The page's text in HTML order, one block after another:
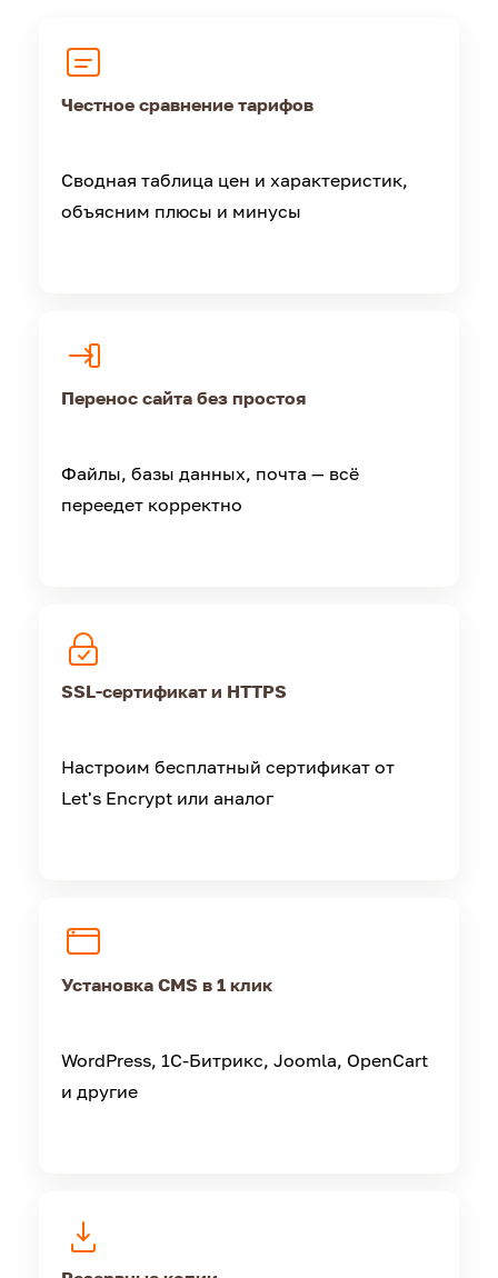
Честное сравнение тарифов
Сводная таблица цен и характеристик,
объясним плюсы и минусы
Перенос сайта без простоя
Файлы, базы данных, почта — всё
переедет корректно
SSL-сертификат и HTTPS
Настроим бесплатный сертификат от
Let's Encrypt или аналог
Установка CMS в 1 клик
WordPress, 1С-Битрикс, Joomla, OpenCart
и другие